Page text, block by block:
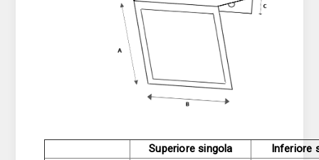
Superiore singola
Inferiore